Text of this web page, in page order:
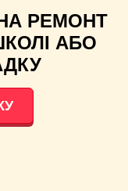
РЕМОНТ
АБО